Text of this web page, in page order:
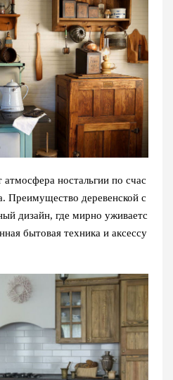
атмосфера ностальгии по счас
Преимущество деревенской с
дизайн, где мирно уживаетс
бытовая техника и аксессу